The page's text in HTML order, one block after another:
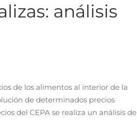
análisis
de los alimentos al interior de la
de determinados precios
del CEPA se realiza un análisis de